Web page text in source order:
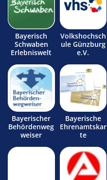
Bayerisch
Schwaben
Erlebniswelt
Volkshochsch
ule Günzburg
e.V.
Bayerischer
Behördenweg
weiser
Bayerische
Ehrenamtskar
te